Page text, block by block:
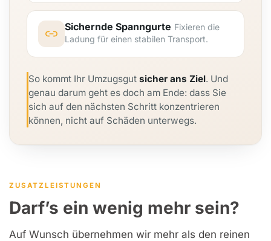
Sichernde Spanngurte Fixieren die
Ladung für einen stabilen Transport.
So kommt Ihr Umzugsgut sicher ans Ziel. Und
genau darum geht es doch am Ende: dass Sie
sich auf den nächsten Schritt konzentrieren
können, nicht auf Schäden unterwegs.
ZUSATZLEISTUNGEN
Darf’s ein wenig mehr sein?
Auf Wunsch übernehmen wir mehr als den reinen